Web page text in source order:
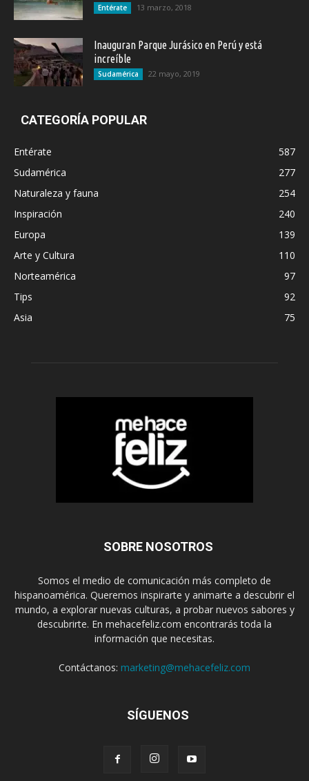
Entérate 13 marzo, 2018
Inauguran Parque Jurásico en Perú y está
increíble
Sudamérica 22 mayo, 2019
CATEGORÍA POPULAR
Entérate
587
Sudamérica
277
Naturaleza y fauna
254
Inspiración
240
Europa
139
Arte y Cultura
110
Norteamérica
97
Tips
92
Asia
75
SOBRE NOSOTROS
Somos el medio de comunicación más completo de
hispanoamérica. Queremos inspirarte y animarte a descubrir el
mundo, a explorar nuevas culturas, a probar nuevos sabores y
descubrirte. En mehacefeliz.com encontrarás toda la
información que necesitas.
Contáctanos: marketing@mehacefeliz.com
SÍGUENOS